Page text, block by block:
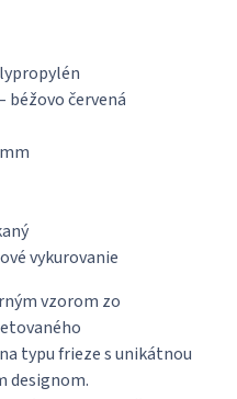
béžovo červená
vykurovanie
vzorom zo
typu frieze s unikátnou
designom.